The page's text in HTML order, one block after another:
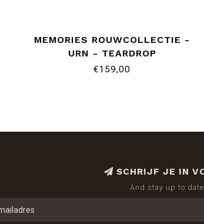
MEMORIES ROUWCOLLECTIE -
URN - TEARDROP
€159,00
SCHRIJF JE IN
And stay up to